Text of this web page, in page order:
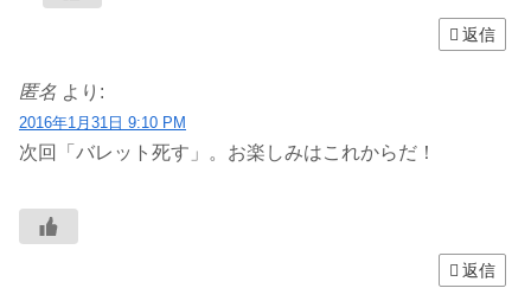
返信
匿名 より:
2016年1月31日 9:10 PM
次回「バレット死す」。お楽しみはこれからだ！
返信